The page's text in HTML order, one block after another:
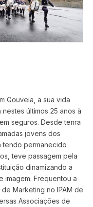
Gouveia, a sua vida
últimos 25 anos à
seguros. Desde tenra
jovens dos
tendo permanecido
teve passagem pela
dinamizando a
imagem. Frequentou a
Marketing no IPAM de
Associações de